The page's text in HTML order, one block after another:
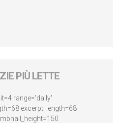
PIÙ LETTE
range='daily'
excerpt_length=68